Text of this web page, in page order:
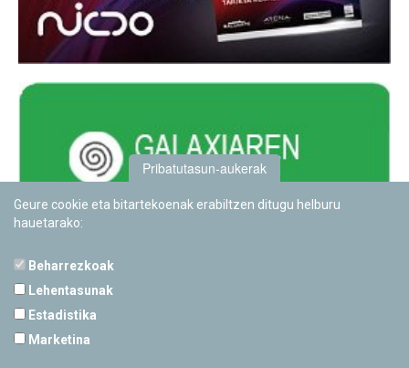
Pribatutasun-aukerak
Geure cookie eta bitartekoenak erabiltzen ditugu helburu
hauetarako:
Beharrezkoak
Lehentasunak
Estadistika
Marketina